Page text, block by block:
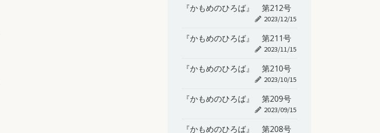
『かもめのひろば』 第212号
2023/12/15
『かもめのひろば』 第211号
2023/11/15
『かもめのひろば』 第210号
2023/10/15
『かもめのひろば』 第209号
2023/09/15
『かもめのひろば』 第208号